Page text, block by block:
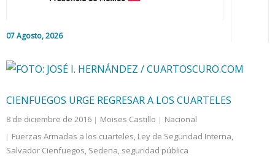
07 Agosto, 2026
Nacional
Colaboradores
CIENFUEGOS URGE REGRESAR A LOS CUARTELES
8 de diciembre de 2016 Moises Castillo
Nacional
Fuerzas Armadas a los cuarteles, Ley de Seguridad Interna,
Salvador Cienfuegos, Sedena, seguridad pública